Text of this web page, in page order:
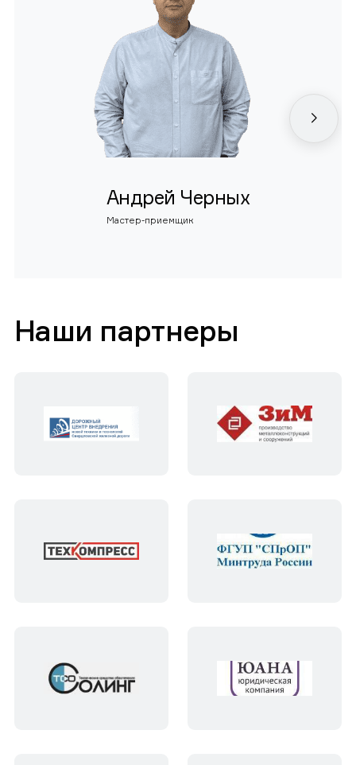
Андрей Черных
Мастер-приемщик
Наши партнеры